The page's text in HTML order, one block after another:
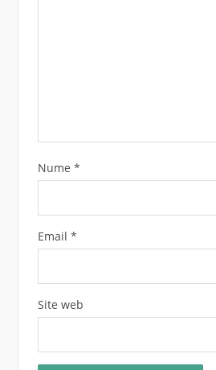
Nume *
Email *
Site web